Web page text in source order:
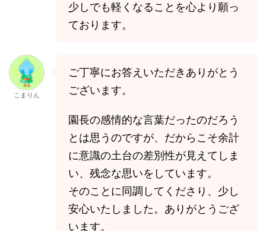
少しでも軽くなることを心より願っ
ております。
こまりん
ご丁寧にお答えいただきありがとう
ございます。
園長の感情的な言葉だったのだろう
とは思うのですが、だからこそ余計
に意識の土台の差別性が見えてしま
い、残念な思いをしています。
そのことに同調してくださり、少し
安心いたしました。ありがとうござ
います。